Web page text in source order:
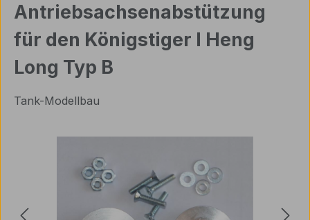
Antriebsachsenabstützung
für den Königstiger I Heng
Long Typ B
Tank-Modellbau